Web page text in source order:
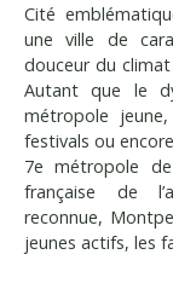
Cité
une ville de
douceur du
Autant que le
métropole
festivals ou
7e métropole
française de
reconnue,
jeunes actifs, les